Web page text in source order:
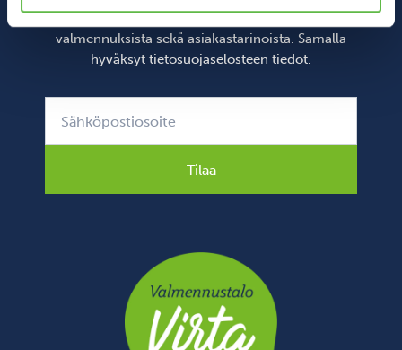
Uutiskirjeemme antavat sinulle tietoa uutisista,
valmennuksista sekä asiakastarinoista. Samalla
hyväksyt tietosuojaselosteen tiedot.
Tilaa